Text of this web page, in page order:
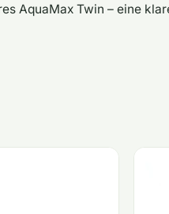
AquaMax Twin – eine